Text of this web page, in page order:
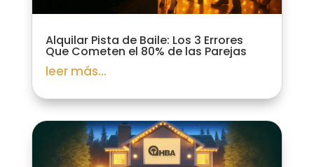
Alquilar Pista de Baile: Los 3 Errores
Que Cometen el 80% de las Parejas
leer más...